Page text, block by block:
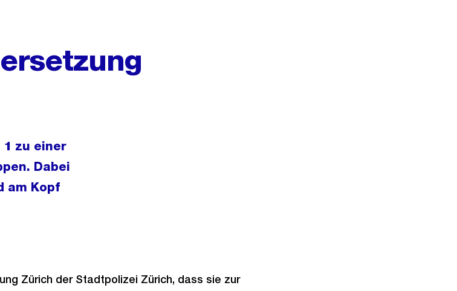
1 zu einer
Dabei
am Kopf
Zürich der Stadtpolizei Zürich, dass sie zur